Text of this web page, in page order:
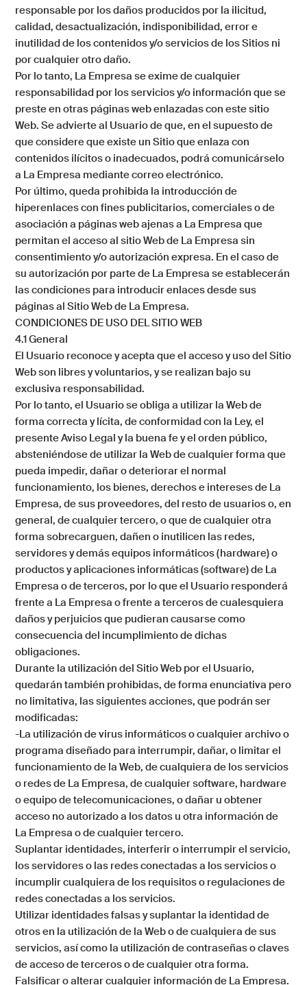
responsable por los daños producidos por la ilicitud,
calidad, desactualización, indisponibilidad, error e
inutilidad de los contenidos y/o servicios de los Sitios ni
por cualquier otro daño.
Por lo tanto, La Empresa se exime de cualquier
responsabilidad por los servicios y/o información que se
preste en otras páginas web enlazadas con este sitio
Web. Se advierte al Usuario de que, en el supuesto de
que considere que existe un Sitio que enlaza con
contenidos ilícitos o inadecuados, podrá comunicárselo
a La Empresa mediante correo electrónico.
Por último, queda prohibida la introducción de
hiperenlaces con fines publicitarios, comerciales o de
asociación a páginas web ajenas a La Empresa que
permitan el acceso al sitio Web de La Empresa sin
consentimiento y/o autorización expresa. En el caso de
su autorización por parte de La Empresa se establecerán
las condiciones para introducir enlaces desde sus
páginas al Sitio Web de La Empresa.
CONDICIONES DE USO DEL SITIO WEB
4.1 General
El Usuario reconoce y acepta que el acceso y uso del Sitio
Web son libres y voluntarios, y se realizan bajo su
exclusiva responsabilidad.
Por lo tanto, el Usuario se obliga a utilizar la Web de
forma correcta y lícita, de conformidad con la Ley, el
presente Aviso Legal y la buena fe y el orden público,
absteniéndose de utilizar la Web de cualquier forma que
pueda impedir, dañar o deteriorar el normal
funcionamiento, los bienes, derechos e intereses de La
Empresa, de sus proveedores, del resto de usuarios o, en
general, de cualquier tercero, o que de cualquier otra
forma sobrecarguen, dañen o inutilicen las redes,
servidores y demás equipos informáticos (hardware) o
productos y aplicaciones informáticas (software) de La
Empresa o de terceros, por lo que el Usuario responderá
frente a La Empresa o frente a terceros de cualesquiera
daños y perjuicios que pudieran causarse como
consecuencia del incumplimiento de dichas
obligaciones.
Durante la utilización del Sitio Web por el Usuario,
quedarán también prohibidas, de forma enunciativa pero
no limitativa, las siguientes acciones, que podrán ser
modificadas:
-La utilización de virus informáticos o cualquier archivo o
programa diseñado para interrumpir, dañar, o limitar el
funcionamiento de la Web, de cualquiera de los servicios
o redes de La Empresa, de cualquier software, hardware
o equipo de telecomunicaciones, o dañar u obtener
acceso no autorizado a los datos u otra información de
La Empresa o de cualquier tercero.
Suplantar identidades, interferir o interrumpir el servicio,
los servidores o las redes conectadas a los servicios o
incumplir cualquiera de los requisitos o regulaciones de
redes conectadas a los servicios.
Utilizar identidades falsas y suplantar la identidad de
otros en la utilización de la Web o de cualquiera de sus
servicios, así como la utilización de contraseñas o claves
de acceso de terceros o de cualquier otra forma.
Falsificar o alterar cualquier información de La Empresa.